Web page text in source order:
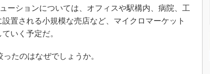
ーションについては、オフィスや駅構内、病院、工
置される小規模な売店など、マイクロマーケット
いく予定だ。
たのはなぜでしょうか。